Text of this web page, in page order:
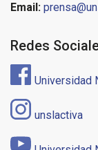
Email:
Redes
Universidad
unslactiva